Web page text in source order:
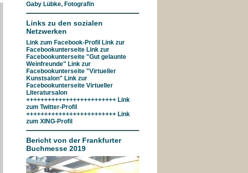
Gaby Lübke, Fotografin
Links zu den sozialen
Netzwerken
Link zum Facebook-Profil Link zur
Facebookunterseite Link zur
Facebookunterseite "Gut gelaunte
Weinfreunde" Link zur
Facebookunterseite "Virtueller
Kunstsalon" Link zur
Facebookunterseite Virtueller
Literatursalon
+++++++++++++++++++++++++ Link
zum Twitter-Profil
+++++++++++++++++++++++++ Link
zum XING-Profil
Bericht von der Frankfurter
Buchmesse 2019